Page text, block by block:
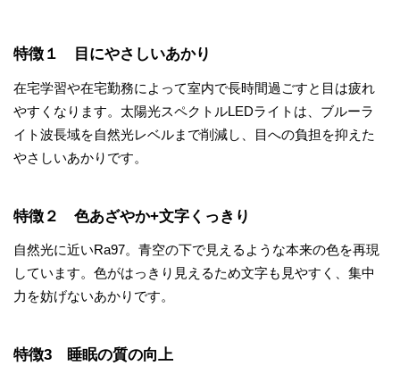
特徴１ 目にやさしいあかり
在宅学習や在宅勤務によって室内で長時間過ごすと目は疲れ
やすくなります。太陽光スペクトルLEDライトは、ブルーラ
イト波長域を自然光レベルまで削減し、目への負担を抑えた
やさしいあかりです。
特徴２ 色あざやか+文字くっきり
自然光に近いRa97。青空の下で見えるような本来の色を再現
しています。色がはっきり見えるため文字も見やすく、集中
力を妨げないあかりです。
特徴3 睡眠の質の向上